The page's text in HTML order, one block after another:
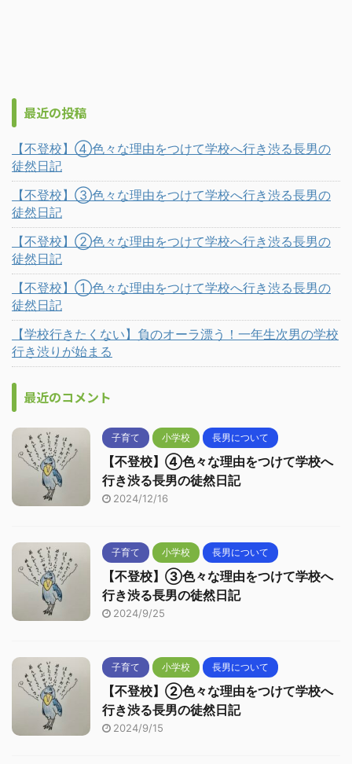
最近の投稿
【不登校】④色々な理由をつけて学校へ行き渋る長男の
徒然日記
【不登校】③色々な理由をつけて学校へ行き渋る長男の
徒然日記
【不登校】②色々な理由をつけて学校へ行き渋る長男の
徒然日記
【不登校】①色々な理由をつけて学校へ行き渋る長男の
徒然日記
【学校行きたくない】負のオーラ漂う！一年生次男の学校
行き渋りが始まる
最近のコメント
子育て 小学校 長男について
【不登校】④色々な理由をつけて学校へ
行き渋る長男の徒然日記
2024/12/16
子育て 小学校 長男について
【不登校】③色々な理由をつけて学校へ
行き渋る長男の徒然日記
2024/9/25
子育て 小学校 長男について
【不登校】②色々な理由をつけて学校へ
行き渋る長男の徒然日記
2024/9/15